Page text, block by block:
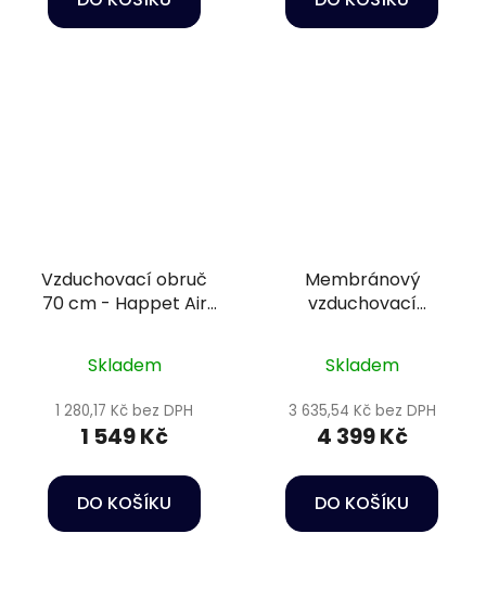
Vzduchovací obruč
70 cm - Happet Air
Skladem
1 280,17 Kč bez DPH
1 549 Kč
DO KOŠÍKU
Membránový
vzduchovací
Skladem
3 635,54 Kč bez DPH
4 399 Kč
DO KOŠÍKU